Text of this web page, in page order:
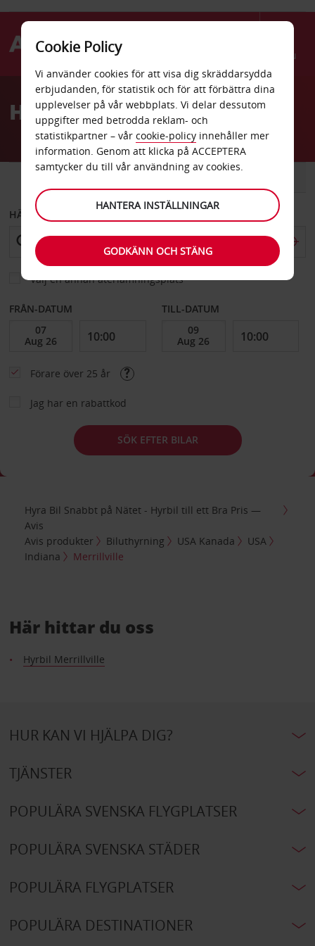
Menu
AvisHyrbil Merrillville
BIL
HÄMTA FRÅN
Välj en annan återlämningsplats
FRÅN-DATUM TILL-DATUM
Förare över 25 år
Jag har en rabattkod
SÖK EFTER BILAR
Hyra Bil Snabbt på Nätet - Hyrbil till ett Bra Pris —
Avis
Avis produkter
Biluthyrning USA Kanada
USA
Indiana
Merrillville
Här hittar du oss
Hyrbil Merrillville
HUR KAN VI HJÄLPA DIG?
TJÄNSTER
POPULÄRA SVENSKA FLYGPLATSER
POPULÄRA SVENSKA STÄDER
POPULÄRA FLYGPLATSER
POPULÄRA DESTINATIONER
Cookie Policy
Vi använder cookies för att visa dig skräddarsydda
erbjudanden, för statistik och för att förbättra dina
upplevelser på vår webbplats. Vi delar dessutom
uppgifter med betrodda reklam- och
statistikpartner – vår cookie-policy innehåller mer
information. Genom att klicka på ACCEPTERA
samtycker du till vår användning av cookies.
HANTERA INSTÄLLNINGAR
GODKÄNN OCH STÄNG